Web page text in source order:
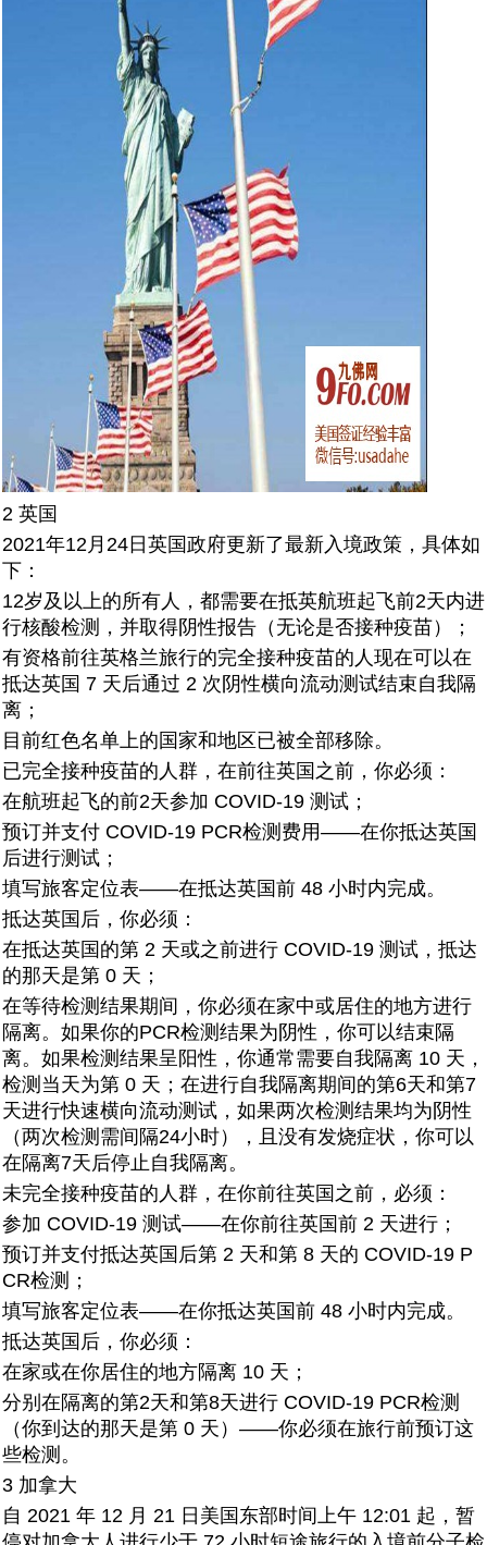
2 英国
2021年12月24日英国政府更新了最新入境政策，具体如
下：
12岁及以上的所有人，都需要在抵英航班起飞前2天内进
行核酸检测，并取得阴性报告（无论是否接种疫苗）；
有资格前往英格兰旅行的完全接种疫苗的人现在可以在
抵达英国 7 天后通过 2 次阴性横向流动测试结束自我隔
离；
目前红色名单上的国家和地区已被全部移除。
已完全接种疫苗的人群，在前往英国之前，你必须：
在航班起飞的前2天参加 COVID-19 测试；
预订并支付 COVID-19 PCR检测费用——在你抵达英国
后进行测试；
填写旅客定位表——在抵达英国前 48 小时内完成。
抵达英国后，你必须：
在抵达英国的第 2 天或之前进行 COVID-19 测试，抵达
的那天是第 0 天；
在等待检测结果期间，你必须在家中或居住的地方进行
隔离。如果你的PCR检测结果为阴性，你可以结束隔
离。如果检测结果呈阳性，你通常需要自我隔离 10 天，
检测当天为第 0 天；在进行自我隔离期间的第6天和第7
天进行快速横向流动测试，如果两次检测结果均为阴性
（两次检测需间隔24小时），且没有发烧症状，你可以
在隔离7天后停止自我隔离。
未完全接种疫苗的人群，在你前往英国之前，必须：
参加 COVID-19 测试——在你前往英国前 2 天进行；
预订并支付抵达英国后第 2 天和第 8 天的 COVID-19 P
CR检测；
填写旅客定位表——在你抵达英国前 48 小时内完成。
抵达英国后，你必须：
在家或在你居住的地方隔离 10 天；
分别在隔离的第2天和第8天进行 COVID-19 PCR检测
（你到达的那天是第 0 天）——你必须在旅行前预订这
些检测。
3 加拿大
自 2021 年 12 月 21 日美国东部时间上午 12:01 起，暂